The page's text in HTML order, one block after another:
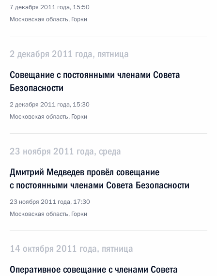
7 декабря 2011 года, 15:50
Московская область, Горки
2 декабря 2011 года, пятница
Совещание с постоянными членами Совета
Безопасности
2 декабря 2011 года, 15:30
Московская область, Горки
23 ноября 2011 года, среда
Дмитрий Медведев провёл совещание
с постоянными членами Совета Безопасности
23 ноября 2011 года, 17:30
Московская область, Горки
14 октября 2011 года, пятница
Оперативное совещание с членами Совета